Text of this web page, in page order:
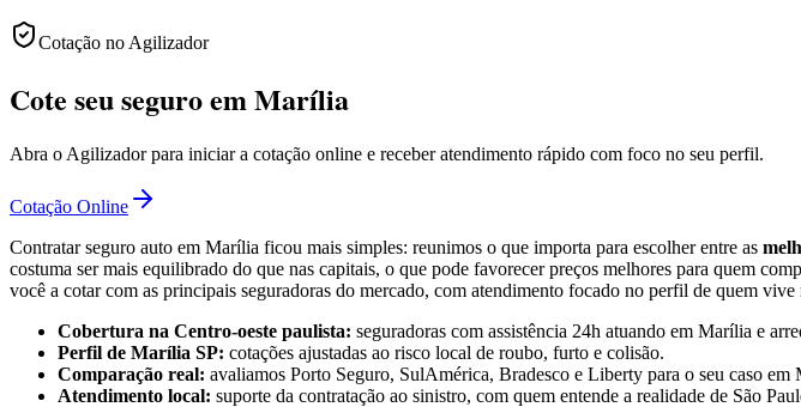
Cotação no Agilizador
Cote seu seguro em Marília
Abra o Agilizador para iniciar a cotação online e receber atendimento rápido com foco no seu perfil.
Cotação Online
Contratar seguro auto em Marília ficou mais simples: reunimos o que importa para escolher entre as
costuma ser mais equilibrado do que nas capitais, o que pode favorecer preços melhores para quem
você a cotar com as principais seguradoras do mercado, com atendimento focado no perfil de quem vive
Cobertura na Centro-oeste paulista: seguradoras com assistência 24h atuando em Marília e
Perfil de Marília SP: cotações ajustadas ao risco local de roubo, furto e colisão.
Comparação real: avaliamos Porto Seguro, SulAmérica, Bradesco e Liberty para o seu caso em
Atendimento local: suporte da contratação ao sinistro, com quem entende a realidade de São